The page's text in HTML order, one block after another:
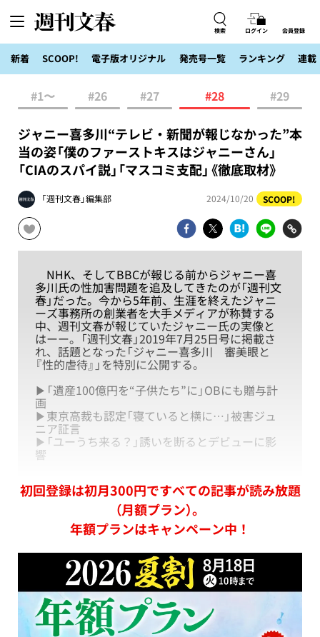
検索 ログイン 会員登録
新着 SCOOP! 電子版オリジナル 発売号一覧 ランキング 連載
#1〜 #26 #27 #28 #29
ジャニー喜多川“テレビ・新聞が報じなかった”本
当の姿「僕のファーストキスはジャニーさん」
「CIAのスパイ説」「マスコミ支配」《徹底取材》
「週刊文春」編集部 2024/10/20 SCOOP!
NHK、そしてBBCが報じる前からジャニー喜
多川氏の性加害問題を追及してきたのが「週刊文
春」だった。今から5年前、生涯を終えたジャニ
ーズ事務所の創業者を大手メディアが称賛する
中、週刊文春が報じていたジャニー氏の実像と
はーー。「週刊文春」2019年7月25日号に掲載さ
れ、話題となった「ジャニー喜多川 審美眼と
『性的虐待』」を特別に公開する。
▶「遺産100億円を“子供たち”に」OBにも贈与計
画
▶東京高裁も認定「寝ていると横に…」被害ジュ
ニア証言
▶「ユーうち来る？」誘いを断るとデビューに影
響
初回登録は初月300円ですべての記事が読み放題
（月額プラン）。
年額プランはキャンペーン中！